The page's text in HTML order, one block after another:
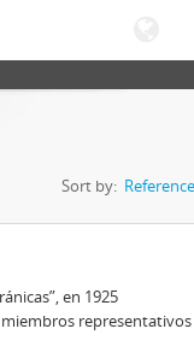
Sort by:
en 1925
representativos